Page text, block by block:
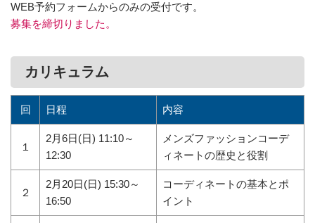
WEB予約フォームからのみの受付です。
募集を締切りました。
カリキュラム
回 日程 内容
１
2月6日(日) 11:10～
12:30
メンズファッションコーデ
ィネートの歴史と役割
２
2月20日(日) 15:30～
16:50
コーディネートの基本とポ
イント